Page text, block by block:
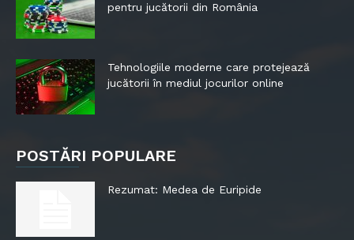
pentru jucătorii din România
Tehnologiile moderne care protejează
jucătorii în mediul jocurilor online
POSTĂRI POPULARE
Rezumat: Medea de Euripide